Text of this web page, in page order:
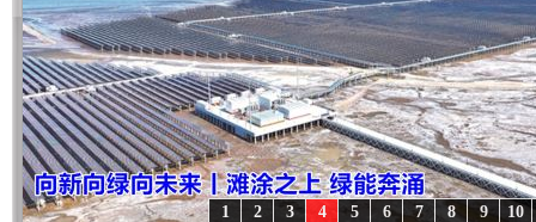
10
9
8
7
6
5
4
3
2
1